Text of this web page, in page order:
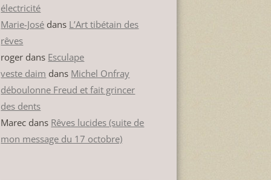
électricité
Marie-José dans L’Art tibétain des
rêves
roger dans Esculape
veste daim dans Michel Onfray
déboulonne Freud et fait grincer
des dents
Marec dans Rêves lucides (suite de
mon message du 17 octobre)